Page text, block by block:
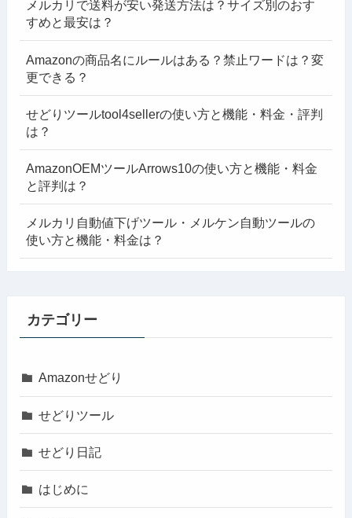
メルカリで送料が安い発送方法は？サイズ別のおす
すめと最安は？
Amazonの商品名にルールはある？禁止ワードは？変
更できる？
せどりツールtool4sellerの使い方と機能・料金・評判
は？
AmazonOEMツールArrows10の使い方と機能・料金
と評判は？
メルカリ自動値下げツール・メルケン自動ツールの
使い方と機能・料金は？
カテゴリー
Amazonせどり
せどりツール
せどり日記
はじめに